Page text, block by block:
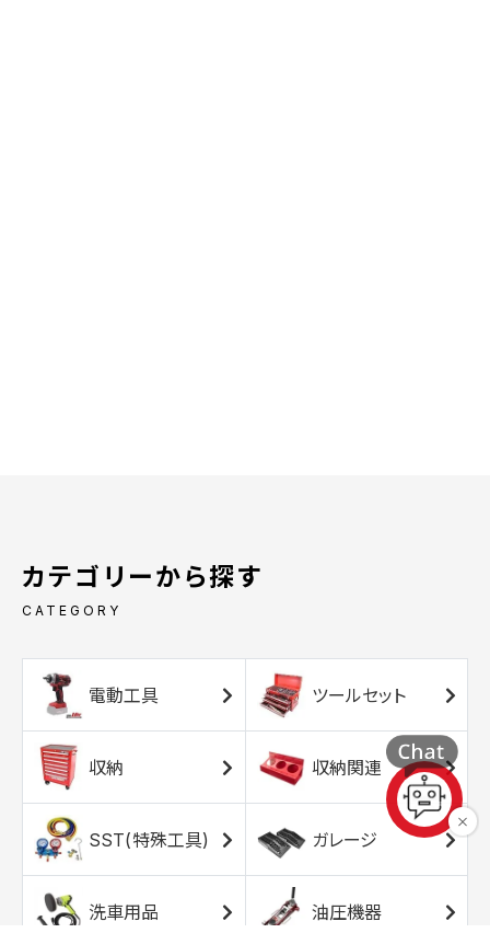
カテゴリーから探す
CATEGORY
電動工具 ツールセット
収納 収納関連
SST(特殊工具) ガレージ
洗車用品 油圧機器